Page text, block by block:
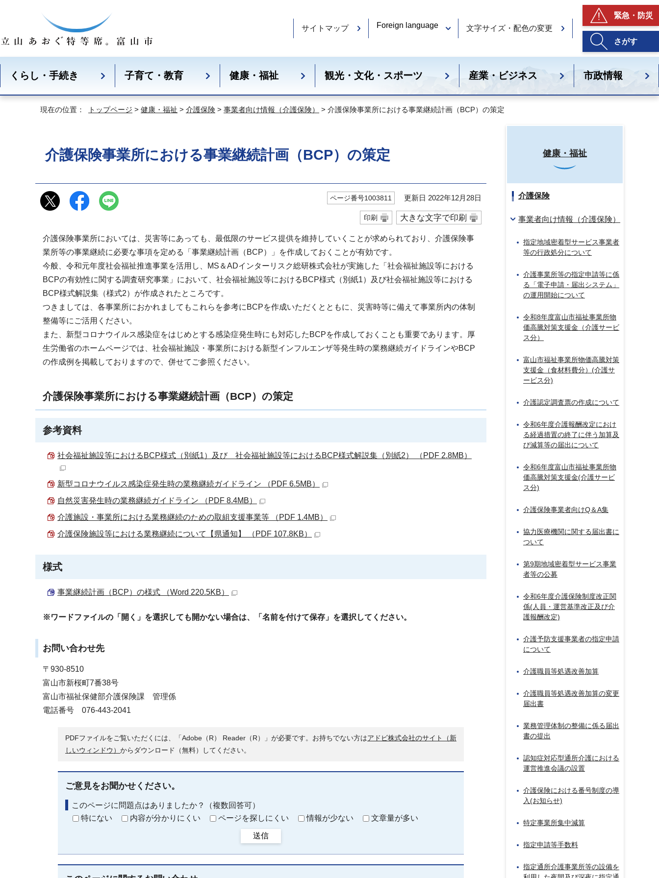
サイトマップ Foreign language 文字サイズ・配色の変更
緊急・防災
さがす
くらし・手続き 子育て・教育 健康・福祉 観光・文化・スポーツ 産業・ビジネス 市政情報
現在の位置： トップページ > 健康・福祉 > 介護保険 > 事業者向け情報（介護保険） > 介護保険事業所における事業継続計画（BCP）の策定
介護保険事業所における事業継続計画（BCP）の策定
ページ番号1003811 更新日 2022年12月28日
印刷 大きな文字で印刷
介護保険事業所においては、災害等にあっても、最低限のサービス提供を維持していくことが求められており、介護保険事
業所等の事業継続に必要な事項を定める「事業継続計画（BCP）」を作成しておくことが有効です。
今般、令和元年度社会福祉推進事業を活用し、MS＆ADインターリスク総研株式会社が実施した「社会福祉施設等における
BCPの有効性に関する調査研究事業」において、社会福祉施設等におけるBCP様式（別紙1）及び社会福祉施設等における
BCP様式解説集（様式2）が作成されたところです。
つきましては、各事業所におかれましてもこれらを参考にBCPを作成いただくとともに、災害時等に備えて事業所内の体制
整備等にご活用ください。
また、新型コロナウイルス感染症をはじめとする感染症発生時にも対応したBCPを作成しておくことも重要であります。厚
生労働省のホームページでは、社会福祉施設・事業所における新型インフルエンザ等発生時の業務継続ガイドラインやBCP
の作成例を掲載しておりますので、併せてご参照ください。
介護保険事業所における事業継続計画（BCP）の策定
参考資料
社会福祉施設等におけるBCP様式（別紙1）及び 社会福祉施設等におけるBCP様式解説集（別紙2） （PDF 2.8MB）
新型コロナウイルス感染症発生時の業務継続ガイドライン （PDF 6.5MB）
自然災害発生時の業務継続ガイドライン （PDF 8.4MB）
介護施設・事業所における業務継続のための取組支援事業等 （PDF 1.4MB）
介護保険施設等における業務継続について【県通知】 （PDF 107.8KB）
様式
事業継続計画（BCP）の様式 （Word 220.5KB）
※ワードファイルの「開く」を選択しても開かない場合は、「名前を付けて保存」を選択してください。
お問い合わせ先
〒930-8510
富山市新桜町7番38号
富山市福祉保健部介護保険課 管理係
電話番号 076-443-2041
PDFファイルをご覧いただくには、「Adobe（R） Reader（R）」が必要です。お持ちでない方はアドビ株式会社のサイト（新
しいウィンドウ） からダウンロード（無料）してください。
ご意見をお聞かせください。
このページに問題点はありましたか？（複数回答可）
特にない
内容が分かりにくい ページを探しにくい 情報が少ない 文章量が多い
送信
健康・福祉
介護保険
事業者向け情報（介護保険）
指定地域密着型サービス事業者
等の行政処分について
介護事業所等の指定申請等に係
る「電子申請・届出システム」
の運用開始について
令和8年度富山市福祉事業所物
価高騰対策支援金（介護サービ
ス分）
富山市福祉事業所物価高騰対策
支援金（食材料費分）(介護サ
ービス分)
介護認定調査票の作成について
令和6年度介護報酬改定におけ
る経過措置の終了に伴う加算及
び減算等の届出について
令和6年度富山市福祉事業所物
価高騰対策支援金(介護サービ
ス分)
介護保険事業者向けQ＆A集
協力医療機関に関する届出書に
ついて
第9期地域密着型サービス事業
者等の公募
令和6年度介護保険制度改正関
係(人員・運営基準改正及び介
護報酬改定)
介護予防支援事業者の指定申請
について
介護職員等処遇改善加算
介護職員等処遇改善加算の変更
届出書
業務管理体制の整備に係る届出
書の提出
認知症対応型通所介護における
運営推進会議の設置
介護保険における番号制度の導
入(お知らせ)
特定事業所集中減算
指定申請等手数料
指定通所介護事業所等の設備を